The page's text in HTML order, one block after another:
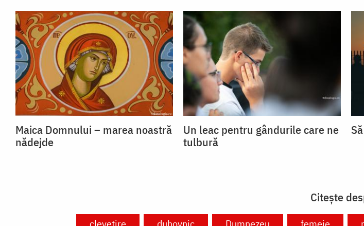
Maica Domnului – marea noastră
nădejde
Un leac pentru gândurile care ne
tulbură
Citește